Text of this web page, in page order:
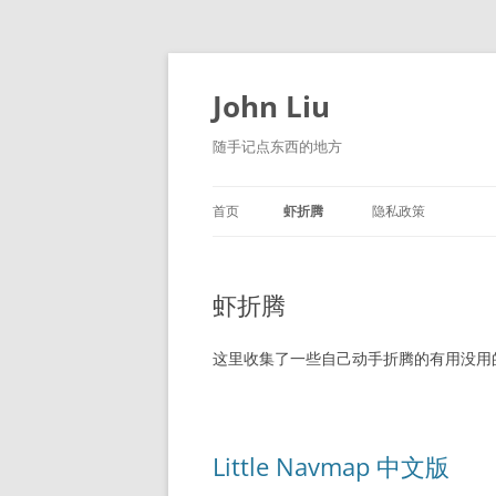
跳
文
John Liu
随手记点东西的地方
首页 虾折腾 隐私政策
虾折腾
这里收集了一些自己动手折腾的有用没用
Little Navmap 中文版